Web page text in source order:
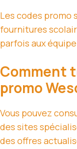
Les codes promo
fournitures
parfois aux
Comment
promo
Vous pouvez
des sites
des offres